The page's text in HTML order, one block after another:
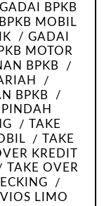
GADAI BPKB
MOBIL
GADAI
MOTOR
BPKB
BPKB
PINDAH
TAKE
TAKE
KREDIT
TAKE OVER
VIOS LIMO